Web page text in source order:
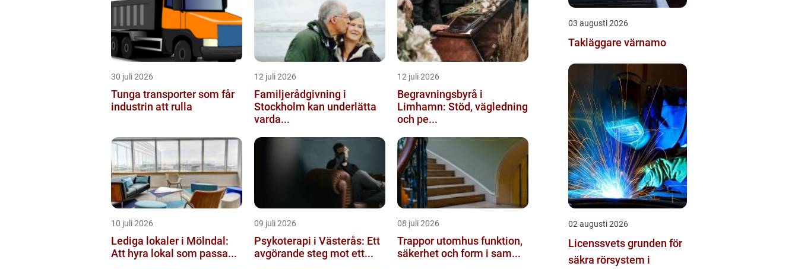
30 juli 2026
Tunga transporter som får
industrin att rulla
12 juli 2026
Familjerådgivning i
Stockholm kan underlätta
varda...
12 juli 2026
Begravningsbyrå i
Limhamn: Stöd, vägledning
och pe...
10 juli 2026
Lediga lokaler i Mölndal:
Att hyra lokal som passa...
09 juli 2026
Psykoterapi i Västerås: Ett
avgörande steg mot ett...
08 juli 2026
Trappor utomhus funktion,
säkerhet och form i sam...
03 augusti 2026
Takläggare värnamo
02 augusti 2026
Licenssvets grunden för
säkra rörsystem i